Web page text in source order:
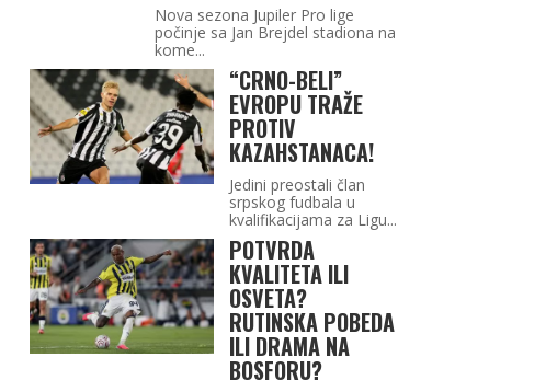
Nova sezona Jupiler Pro lige
počinje sa Jan Brejdel stadiona na
kome...
“CRNO-BELI”
EVROPU TRAŽE
PROTIV
KAZAHSTANACA!
Jedini preostali član
srpskog fudbala u
kvalifikacijama za Ligu...
POTVRDA
KVALITETA ILI
OSVETA?
RUTINSKA POBEDA
ILI DRAMA NA
BOSFORU?